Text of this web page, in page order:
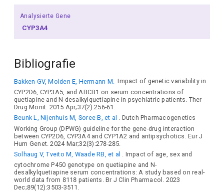
Analysierte Gene
CYP3A4
Bibliografie
Bakken GV, Molden E, Hermann M.
Impact of genetic variability in
CYP2D6, CYP3A5, and ABCB1 on serum concentrations of
quetiapine and N-desalkylquetiapine in psychiatric patients. Ther
Drug Monit. 2015 Apr;37(2):256-61.
Beunk L, Nijenhuis M, Soree B, et al . Dutch Pharmacogenetics
Working Group (DPWG) guideline for the gene-drug interaction
between CYP2D6, CYP3A4 and CYP1A2 and antipsychotics. Eur J
Hum Genet. 2024 Mar;32(3):278-285.
Solhaug V, Tveito M, Waade RB, et al
. Impact of age, sex and
cytochrome P450 genotype on quetiapine and N-
desalkylquetiapine serum concentrations: A study based on real-
world data from 8118 patients. Br J Clin Pharmacol. 2023
Dec;89(12):3503-3511.